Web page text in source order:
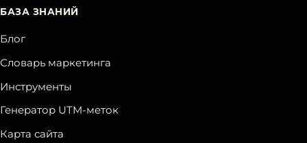
БАЗА ЗНАНИЙ
Блог
Словарь маркетинга
Инструменты
Генератор UTM-меток
Карта сайта